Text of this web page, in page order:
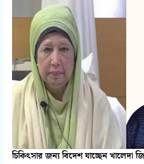
চিকিৎসার জন্য বিদেশ যাচ্ছেন খালেদা